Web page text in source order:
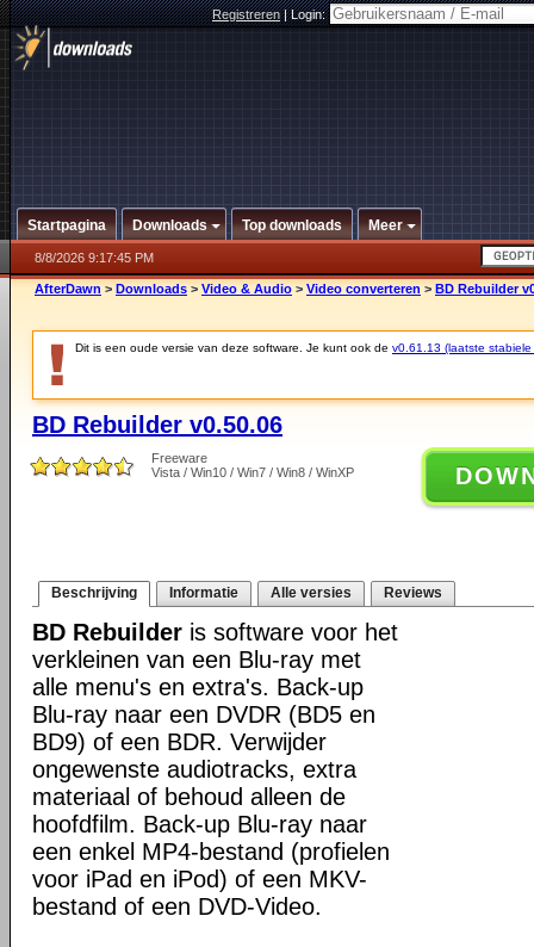
Registreren|Login:
Startpagina Downloads Top downloads Meer
8/8/2026 9:17:45 PM
AfterDawn > Downloads > Video & Audio > Video converteren > BD Rebuilder
Dit is een oude versie van deze software. Je kunt ook de v0.61.13 (laatste stabiele
BD Rebuilder v0.50.06
Freeware
Vista / Win10 / Win7 / Win8 / WinXP
Beschrijving Informatie Alle versies Reviews
BD Rebuilder is software voor het
verkleinen van een Blu-ray met
alle menu's en extra's. Back-up
Blu-ray naar een DVDR (BD5 en
BD9) of een BDR. Verwijder
ongewenste audiotracks, extra
materiaal of behoud alleen de
hoofdfilm. Back-up Blu-ray naar
een enkel MP4-bestand (profielen
voor iPad en iPod) of een MKV-
bestand of een DVD-Video.